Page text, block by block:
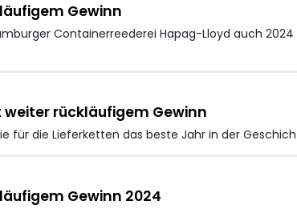
Gewinn
Containerreederei Hapag-Lloyd auch
rückläufigem Gewinn
für die Lieferketten das beste Jahr in der
Gewinn 2024